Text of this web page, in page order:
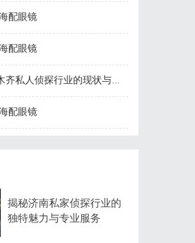
配眼镜
配眼镜
人侦探行业的现状与发展趋势
配眼镜
揭秘济南私家侦探行业的
独特魅力与专业服务